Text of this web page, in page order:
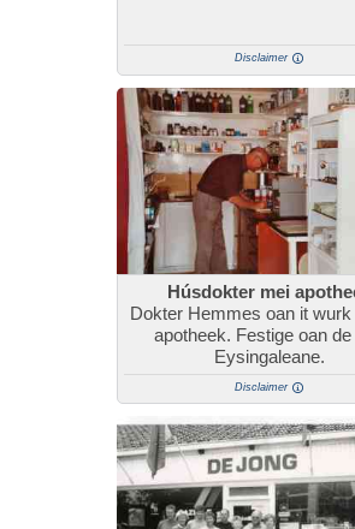
Disclaimer
Húsdokter mei
Dokter Hemmes oan it
apotheek. Festige oan de
Eysingaleane.
Disclaimer